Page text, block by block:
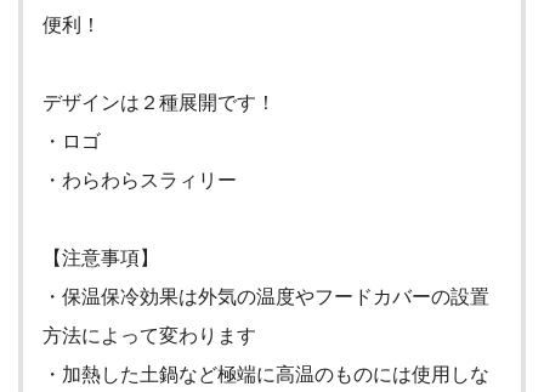
便利！
デザインは２種展開です！
・ロゴ
・わらわらスラィリー
【注意事項】
・保温保冷効果は外気の温度やフードカバーの設置
方法によって変わります
・加熱した土鍋など極端に高温のものには使用しな